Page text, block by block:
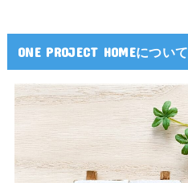
ONE PROJECT HOMEについて